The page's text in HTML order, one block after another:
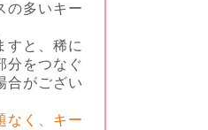
の多いキー
すと、稀に
分をつなぐ
合がござい
なく、キー